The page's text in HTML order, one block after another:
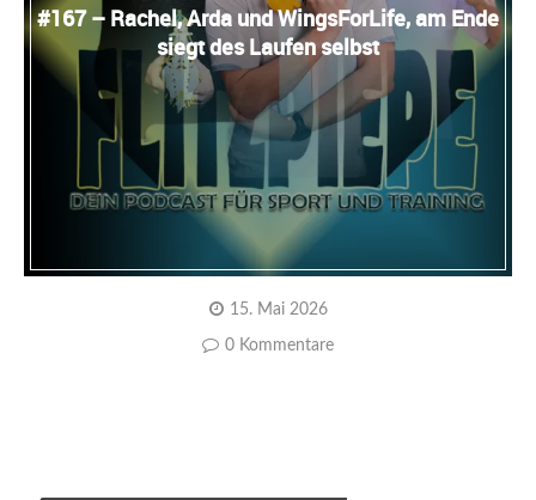
#167 – Rachel, Arda und WingsForLife, am Ende
siegt des Laufen selbst
15. Mai 2026
0 Kommentare